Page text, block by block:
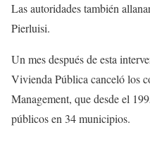
Las autoridades también
Pierluisi.
Un mes después de esta
Vivienda Pública canceló los
Management, que desde el
públicos en 34 municipios.